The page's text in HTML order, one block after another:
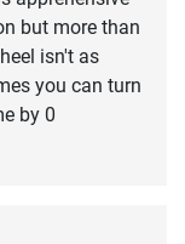
but more than
isn't as
you can turn
by 0